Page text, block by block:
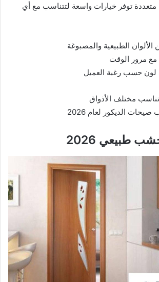
توفر خيارات واسعة لتتناسب مع أي
الطبيعية والمصبوغة
مع مرور الوقت
لون حسب رغبة العميل
مختلف الأذواق
الديكور لعام 2026
طبيعي 2026